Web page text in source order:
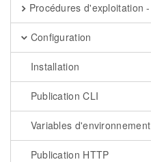
Procédures d'exploitation
Configuration
Installation
Publication CLI
Variables d'environnement
Publication HTTP